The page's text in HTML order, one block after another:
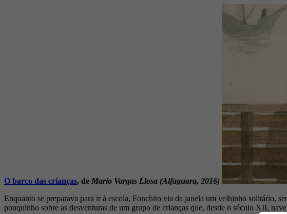
O barco das crianças, de Mario Vargas Llosa (Alfaguara, 2016)
Enquanto se preparava para ir à escola, Fonchito via da janela um velhinho solitário,
pouquinho sobre as desventuras de um grupo de crianças que, desde o século XII,